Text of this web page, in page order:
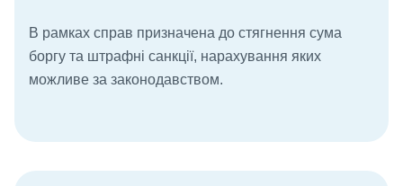
В рамках справ призначена до стягнення сума
боргу та штрафні санкції, нарахування яких
можливе за законодавством.